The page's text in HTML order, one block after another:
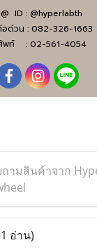
ID : @hyperlabth
ด่วน : 082-326-1663
พท์ : 02-561-4054
ามสินค้าจาก
อ่าน)